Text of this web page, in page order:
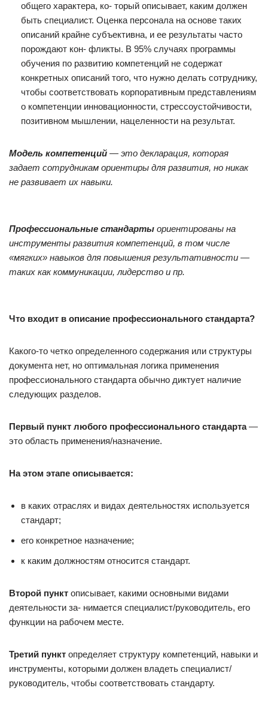
общего характера, ко- торый описывает, каким должен
быть специалист. Оценка персонала на основе таких
описаний крайне субъективна, и ее результаты часто
порождают кон- фликты. В 95% случаях программы
обучения по развитию компетенций не содержат
конкретных описаний того, что нужно делать сотруднику,
чтобы соответствовать корпоративным представлениям
о компетенции инновационности, стрессоустойчивости,
позитивном мышлении, нацеленности на результат.
Модель компетенций — это декларация, которая
задает сотрудникам ориентиры для развития, но никак
не развивает их навыки.
Профессиональные стандарты ориентированы на
инструменты развития компетенций, в том числе
«мягких» навыков для повышения результативности —
таких как коммуникации, лидерство и пр.
Что входит в описание профессионального стандарта?
Какого-то четко определенного содержания или структуры
документа нет, но оптимальная логика применения
профессионального стандарта обычно диктует наличие
следующих разделов.
Первый пункт любого профессионального стандарта—
это область применения/назначение.
На этом этапе описывается:
в каких отраслях и видах деятельностях используется
стандарт;
его конкретное назначение;
к каким должностям относится стандарт.
Второй пункт описывает, какими основными видами
деятельности за- нимается специалист/руководитель, его
функции на рабочем месте.
Третий пункт определяет структуру компетенций, навыки и
инструменты, которыми должен владеть специалист/
руководитель, чтобы соответствовать стандарту.